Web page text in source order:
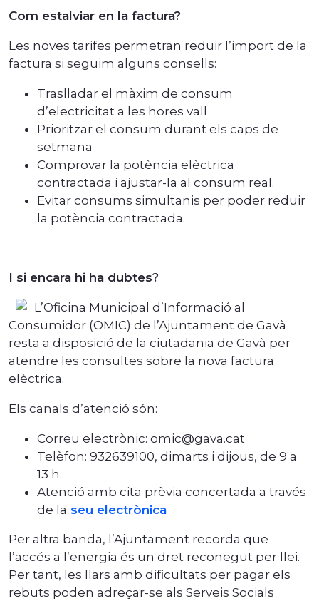
Com estalviar en la factura?
Les noves tarifes permetran reduir l’import de la
factura si seguim alguns consells:
Traslladar el màxim de consum
d’electricitat a les hores vall
Prioritzar el consum durant els caps de
setmana
Comprovar la potència elèctrica
contractada i ajustar-la al consum real.
Evitar consums simultanis per poder reduir
la potència contractada.
I si encara hi ha dubtes?
L’Oficina Municipal d’Informació al
Consumidor (OMIC) de l’Ajuntament de Gavà
resta a disposició de la ciutadania de Gavà per
atendre les consultes sobre la nova factura
elèctrica.
Els canals d’atenció són:
Correu electrònic: omic@gava.cat
Telèfon: 932639100, dimarts i dijous, de 9 a
13 h
Atenció amb cita prèvia concertada a través
de la seu electrònica
Per altra banda, l’Ajuntament recorda que
l’accés a l’energia és un dret reconegut per llei.
Per tant, les llars amb dificultats per pagar els
rebuts poden adreçar-se als Serveis Socials